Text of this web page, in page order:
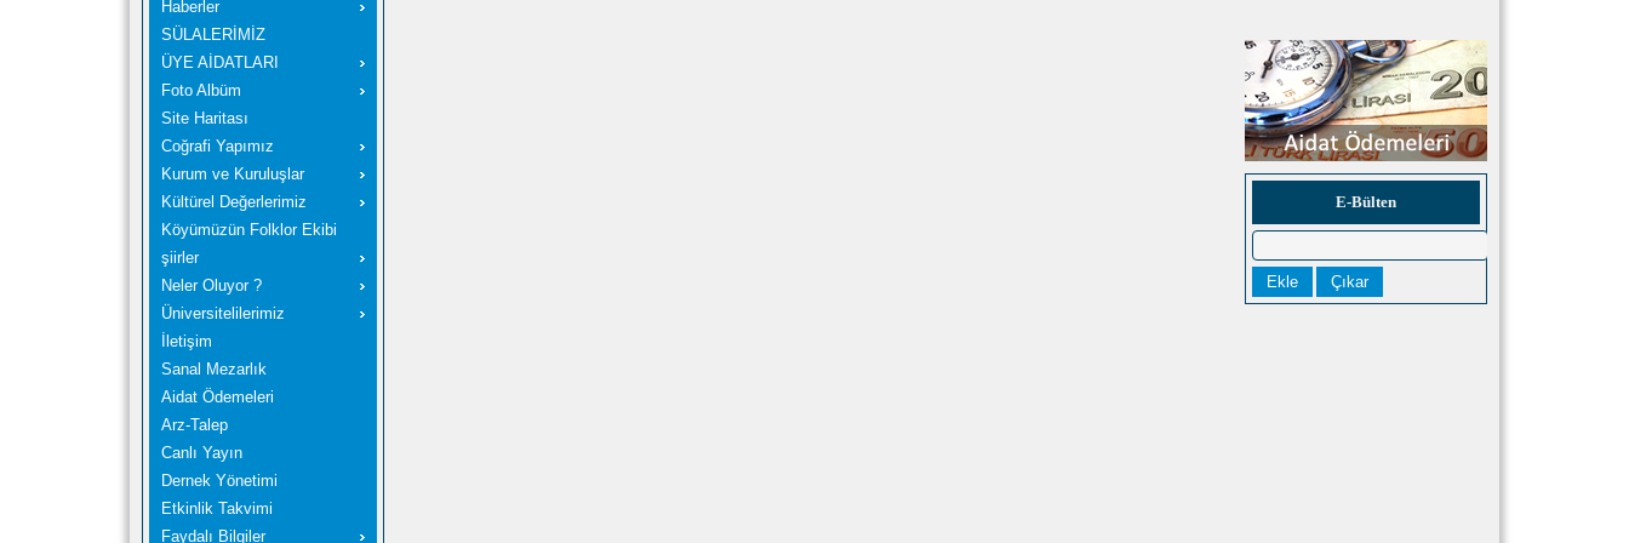
Haberler
SÜLALERİMİZ
ÜYE AİDATLARI
Foto Albüm
Site Haritası
Coğrafi Yapımız
Kurum ve Kuruluşlar
Kültürel Değerlerimiz
Köyümüzün Folklor Ekibi
şiirler
Neler Oluyor ?
Üniversitelilerimiz
İletişim
Sanal Mezarlık
Aidat Ödemeleri
Arz-Talep
Canlı Yayın
Dernek Yönetimi
Etkinlik Takvimi
Faydalı Bilgiler
E-Bülten